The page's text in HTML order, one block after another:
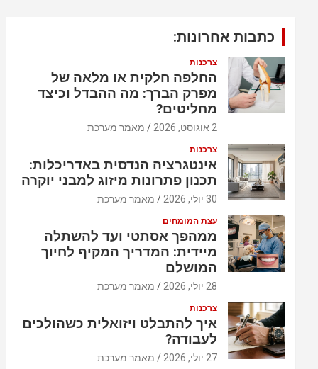
כתבות אחרונות:
צרכנות
החלפה חלקית או מלאה של
מפרק הברך: מה ההבדל וכיצד
מחליטים?
2 אוגוסט, 2026 מאמר מערכת
צרכנות
אינטגרציה הנדסית באדריכלות:
תכנון פתרונות מיזוג למבני יוקרה
30 יולי, 2026 מאמר מערכת
עצת המומחים
ממהפך אסתטי ועד להשתלה
מיידית: המדריך המקיף לחיוך
המושלם
28 יולי, 2026 מאמר מערכת
צרכנות
איך להתבלט ויזואלית כשהולכים
לעבודה?
27 יולי, 2026 מאמר מערכת